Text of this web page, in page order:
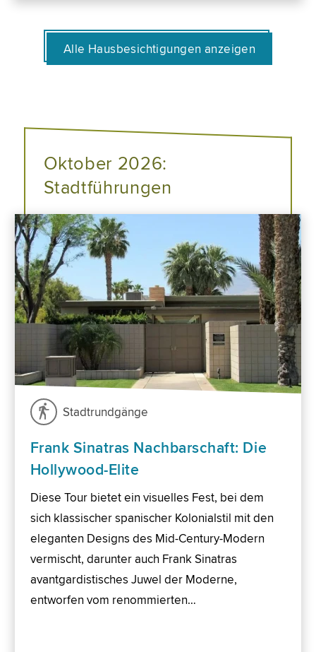
Alle Hausbesichtigungen anzeigen
Oktober 2026:
Stadtführungen
Stadtrundgänge
Frank Sinatras Nachbarschaft: Die
Hollywood-Elite
Diese Tour bietet ein visuelles Fest, bei dem
sich klassischer spanischer Kolonialstil mit den
eleganten Designs des Mid-Century-Modern
vermischt, darunter auch Frank Sinatras
avantgardistisches Juwel der Moderne,
entworfen vom renommierten…